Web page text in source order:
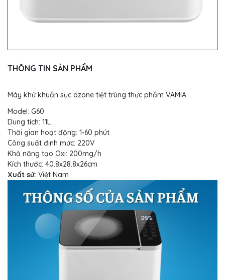
THÔNG TIN SẢN PHẨM
Máy khử khuẩn sục ozone tiệt trùng thực phẩm VAMIA
Model: G60
Dung tích: 11L
Thời gian hoạt động: 1-60 phút
Công suất định mức: 220V
Khả năng tạo Oxi: 200mg/h
Kích thước: 40.8x28.8x26cm
Xuất sứ: Việt Nam